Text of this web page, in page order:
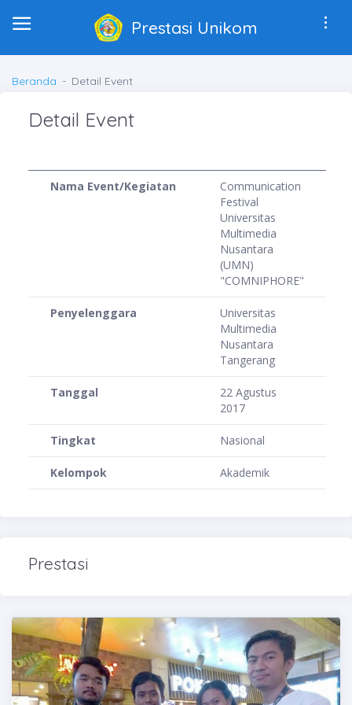
Prestasi Unikom
Beranda Detail Event
Detail Event
Nama Event/Kegiatan
Communication
Festival
Universitas
Multimedia
Nusantara
(UMN)
"COMNIPHORE"
Penyelenggara
Universitas
Multimedia
Nusantara
Tangerang
Tanggal
22 Agustus
2017
Tingkat Nasional
Kelompok Akademik
Prestasi